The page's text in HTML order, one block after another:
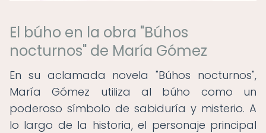
El búho en la obra "Búhos
nocturnos" de María Gómez
En su aclamada novela "Búhos nocturnos",
María Gómez utiliza al búho como un
poderoso símbolo de sabiduría y misterio. A
lo largo de la historia, el personaje principal